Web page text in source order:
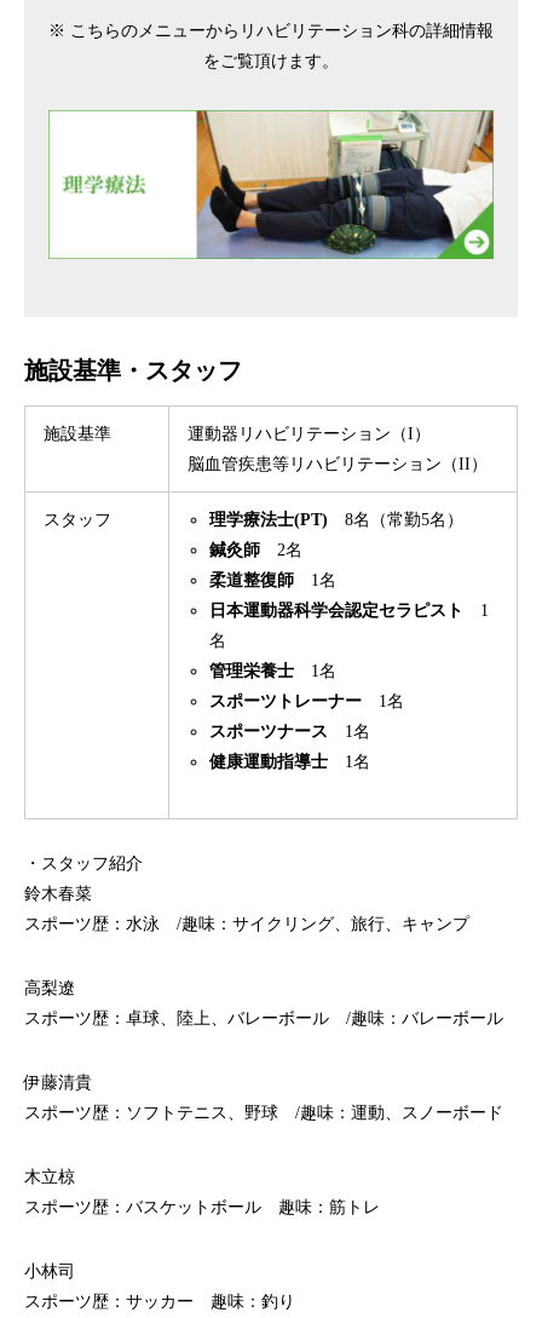
※ こちらのメニューからリハビリテーション科の詳細情報
をご覧頂けます。
施設基準・スタッフ
施設基準
運動器リハビリテーション（I）
脳血管疾患等リハビリテーション（II）
スタッフ 理学療法士(PT)8名（常勤5名）
鍼灸師 2名
柔道整復師 1名
日本運動器科学会認定セラピスト
1
名
管理栄養士
1名
スポーツトレーナー 1名
スポーツナース 1名
健康運動指導士 1名
・スタッフ紹介
鈴木春菜
スポーツ歴：水泳 /趣味：サイクリング、旅行、キャンプ
高梨遼
スポーツ歴：卓球、陸上、バレーボール /趣味：バレーボール
伊藤清貴
スポーツ歴：ソフトテニス、野球 /趣味：運動、スノーボード
木立椋
スポーツ歴：バスケットボール 趣味：筋トレ
小林司
スポーツ歴：サッカー 趣味：釣り